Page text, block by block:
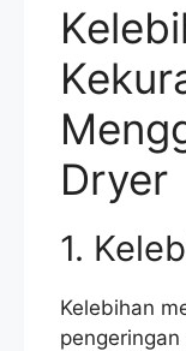
Dryer
1.
Kelebihan